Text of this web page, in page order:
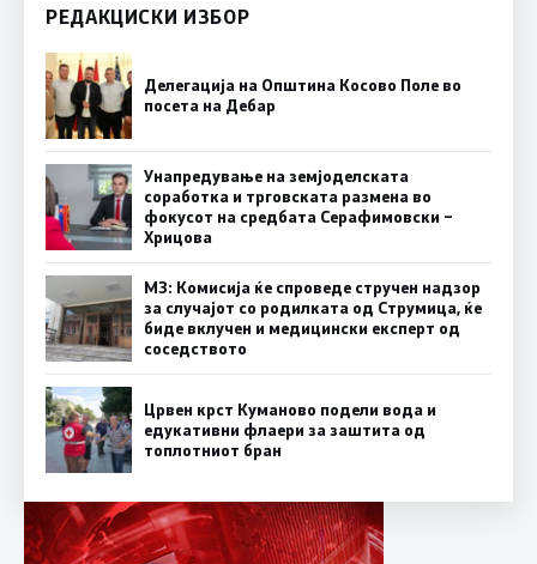
РЕДАКЦИСКИ ИЗБОР
Делегација на Општина Косово Поле во
посета на Дебар
Унапредување на земјоделската
соработка и трговската размена во
фокусот на средбата Серафимовски –
Хрицова
МЗ: Комисија ќе спроведе стручен надзор
за случајот со родилката од Струмица, ќе
биде вклучен и медицински експерт од
соседството
Црвен крст Куманово подели вода и
едукативни флаери за заштита од
топлотниот бран